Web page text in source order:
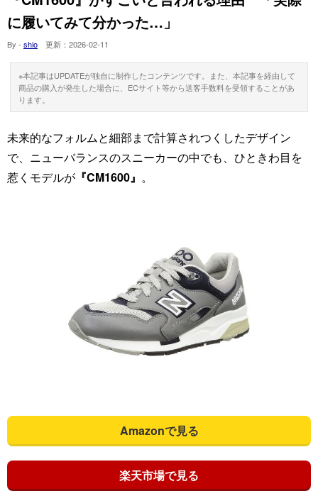
に履いてみて分かった…」
By - shio 更新： 2026-02-11
※本記事はUPDATEが独自に制作したコンテンツです。また、本記事を経由して
商品の購入が発生した場合に、ECサイト等から送客手数料を受領することがあ
ります。
未来的なフォルムと細部まで計算されつくしたデザイン
で、ニューバランスのスニーカーの中でも、ひときわ目を
惹くモデルが 『CM1600』 。
Amazonで見る
楽天市場で見る